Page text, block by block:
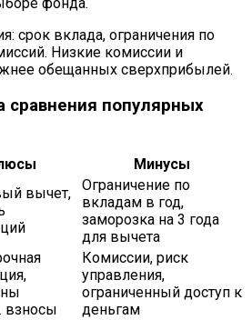
фонда.
срок вклада, ограничения по
Низкие комиссии и
обещанных сверхприбылей.
сравнения популярных
Минусы
вычет,
Ограничение по
вкладам в год,
заморозка на 3 года
для вычета
взносы
Комиссии, риск
управления,
ограниченный доступ к
деньгам